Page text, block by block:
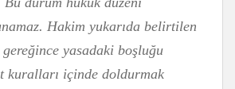
Hakim yukarıda belirtilen
yasadaki boşluğu
kuralları içinde doldurmak